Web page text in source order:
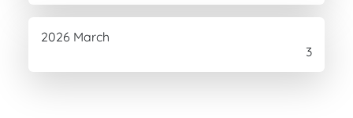
2026 March
3